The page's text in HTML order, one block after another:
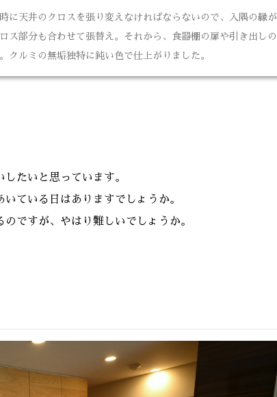
に天井のクロスを張り変えなければならないので、入隅の縁が
ス部分も合わせて張替え。それから、食器棚の扉や引き出しの
クルミの無垢独特に鈍い色で仕上がりました。
たいと思っています。
ている日はありますでしょうか。
ですが、やはり難しいでしょうか。